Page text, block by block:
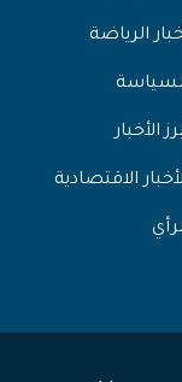
الرياضة
الأخبار
الاقتصادية